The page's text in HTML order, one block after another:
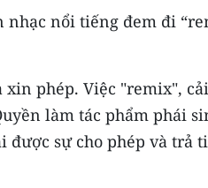
nhạc nổi tiếng đem đi
xin phép. Việc "remix",
làm tác phẩm phái
được sự cho phép và trả